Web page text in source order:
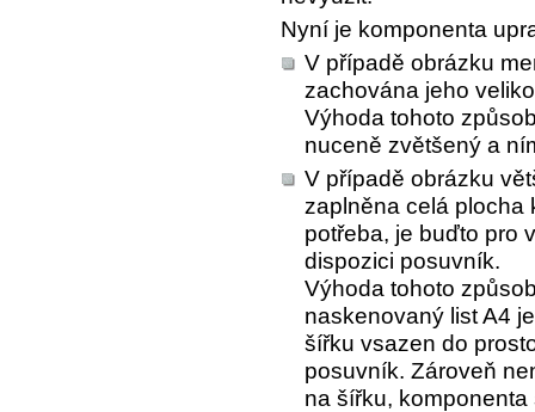
Nyní je komponenta
V případě obrázku
zachována jeho
Výhoda tohoto
nuceně zvětšený a
V případě obrázku
zaplněna celá plocha
potřeba, je buďto pro
dispozici posuvník.
Výhoda tohoto
naskenovaný list A4
šířku vsazen do
posuvník. Zároveň
na šířku,